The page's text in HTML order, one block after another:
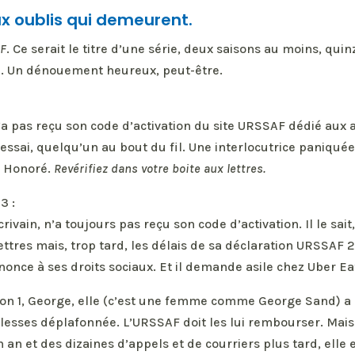
oublis qui demeurent.
. Ce serait le titre d’une série, deux saisons au moins,
Un dénouement heureux, peut-être.
pas reçu son code d’activation du site URSSAF dédié
quelqu’un au bout du fil. Une interlocutrice
Revérifiez dans votre boite aux lettres.
:
n’a toujours pas reçu son code d’activation. Il le
mais, trop tard, les délais de sa déclaration URSSAF
à ses droits sociaux. Et il demande asile chez Uber
1, George, elle (c’est une femme comme George Sand)
déplafonnée. L’URSSAF doit les lui rembourser.
an et des dizaines d’appels et de courriers plus tard, elle